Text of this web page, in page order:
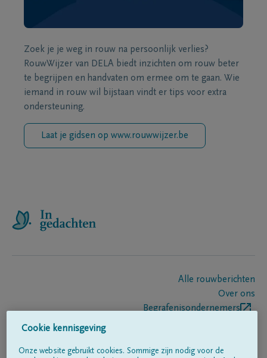
Zoek je je weg in rouw na persoonlijk verlies?
RouwWijzer van DELA biedt inzichten om rouw beter
te begrijpen en handvaten om ermee om te gaan. Wie
iemand in rouw wil bijstaan vindt er tips voor extra
ondersteuning.
Laat je gidsen op www.rouwwijzer.be
Alle rouwberichten
Over ons
Begrafenisondernemers
Cookie kennisgeving
Onze website gebruikt cookies. Sommige zijn nodig voor de